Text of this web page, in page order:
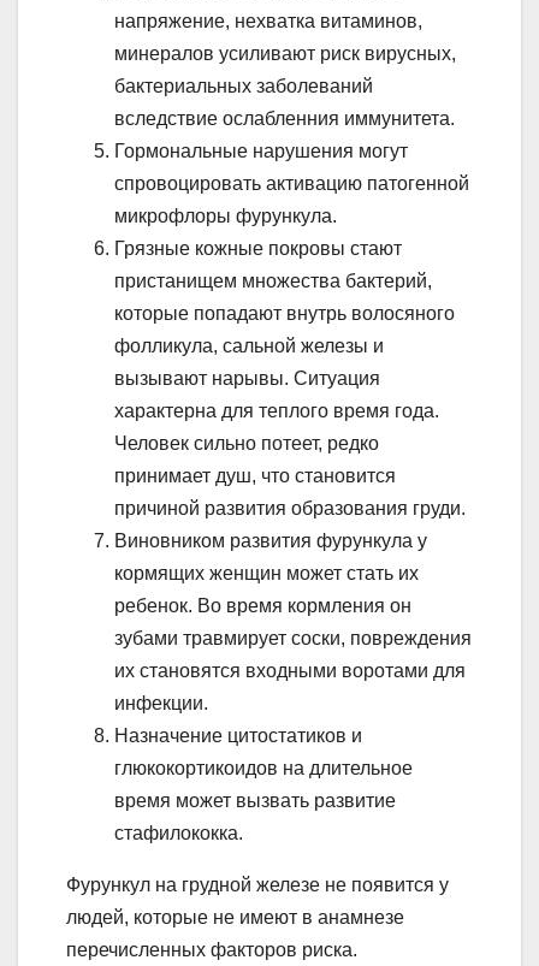
напряжение, нехватка витаминов,
минералов усиливают риск вирусных,
бактериальных заболеваний
вследствие ослабленния иммунитета.
Гормональные нарушения могут
спровоцировать активацию патогенной
микрофлоры фурункула.
Грязные кожные покровы стают
пристанищем множества бактерий,
которые попадают внутрь волосяного
фолликула, сальной железы и
вызывают нарывы. Ситуация
характерна для теплого время года.
Человек сильно потеет, редко
принимает душ, что становится
причиной развития образования груди.
Виновником развития фурункула у
кормящих женщин может стать их
ребенок. Во время кормления он
зубами травмирует соски, повреждения
их становятся входными воротами для
инфекции.
Назначение цитостатиков и
глюкокортикоидов на длительное
время может вызвать развитие
стафилококка.
Фурункул на грудной железе не появится у
людей, которые не имеют в анамнезе
перечисленных факторов риска.